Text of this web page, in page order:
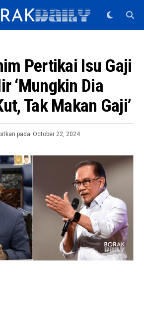
Pertikai Isu Gaji
‘Mungkin Dia
Tak Makan Gaji’
pada October 22, 2024